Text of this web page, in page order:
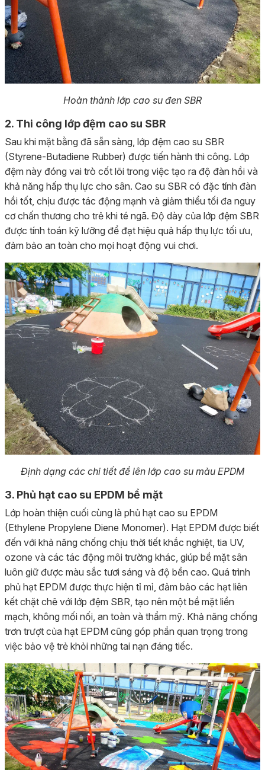
Hoàn thành lớp cao su đen SBR
2. Thi công lớp đệm cao su SBR
Sau khi mặt bằng đã sẵn sàng, lớp đệm cao su SBR
(Styrene-Butadiene Rubber) được tiến hành thi công. Lớp
đệm này đóng vai trò cốt lõi trong việc tạo ra độ đàn hồi và
khả năng hấp thụ lực cho sân. Cao su SBR có đặc tính đàn
hồi tốt, chịu được tác động mạnh và giảm thiểu tối đa nguy
cơ chấn thương cho trẻ khi té ngã. Độ dày của lớp đệm SBR
được tính toán kỹ lưỡng để đạt hiệu quả hấp thụ lực tối ưu,
đảm bảo an toàn cho mọi hoạt động vui chơi.
Định dạng các chi tiết để lên lớp cao su màu EPDM
3. Phủ hạt cao su EPDM bề mặt
Lớp hoàn thiện cuối cùng là phủ hạt cao su EPDM
(Ethylene Propylene Diene Monomer). Hạt EPDM được biết
đến với khả năng chống chịu thời tiết khắc nghiệt, tia UV,
ozone và các tác động môi trường khác, giúp bề mặt sân
luôn giữ được màu sắc tươi sáng và độ bền cao. Quá trình
phủ hạt EPDM được thực hiện tỉ mỉ, đảm bảo các hạt liên
kết chặt chẽ với lớp đệm SBR, tạo nên một bề mặt liền
mạch, không mối nối, an toàn và thẩm mỹ. Khả năng chống
trơn trượt của hạt EPDM cũng góp phần quan trọng trong
việc bảo vệ trẻ khỏi những tai nạn đáng tiếc.